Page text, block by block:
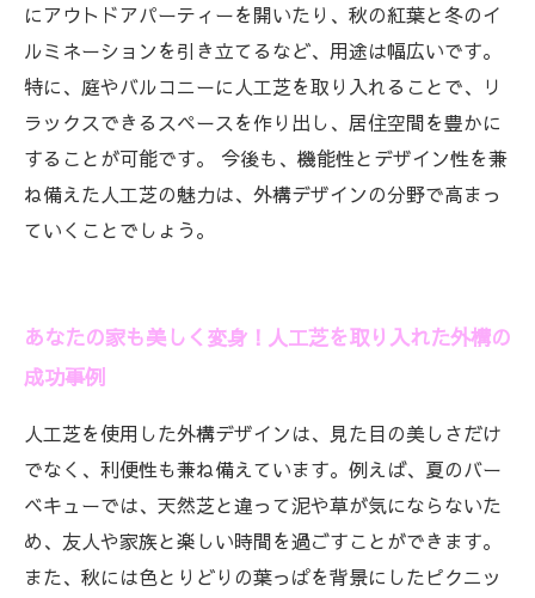
にアウトドアパーティーを開いたり、秋の紅葉と冬のイ
ルミネーションを引き立てるなど、用途は幅広いです。
特に、庭やバルコニーに人工芝を取り入れることで、リ
ラックスできるスペースを作り出し、居住空間を豊かに
することが可能です。 今後も、機能性とデザイン性を兼
ね備えた人工芝の魅力は、外構デザインの分野で高まっ
ていくことでしょう。
あなたの家も美しく変身！人工芝を取り入れた外構の
成功事例
人工芝を使用した外構デザインは、見た目の美しさだけ
でなく、利便性も兼ね備えています。例えば、夏のバー
ベキューでは、天然芝と違って泥や草が気にならないた
め、友人や家族と楽しい時間を過ごすことができます。
また、秋には色とりどりの葉っぱを背景にしたピクニッ